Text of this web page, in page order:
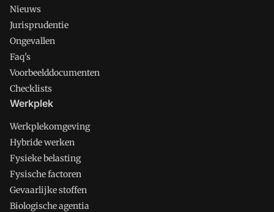
Nieuws
Jurisprudentie
Ongevallen
Faq's
Voorbeelddocumenten
Checklists
Werkplek
Werkplekomgeving
Hybride werken
Fysieke belasting
Fysische factoren
Gevaarlijke stoffen
Biologische agentia